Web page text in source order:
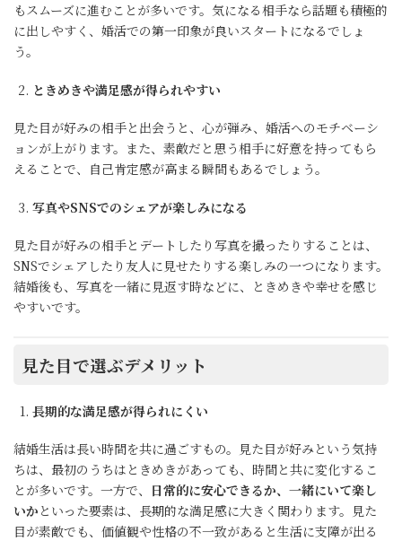
もスムーズに進むことが多いです。気になる相手なら話題も積極的
に出しやすく、婚活での第一印象が良いスタートになるでしょ
う。
ときめきや満足感が得られやすい
見た目が好みの相手と出会うと、心が弾み、婚活へのモチベーシ
ョンが上がります。また、素敵だと思う相手に好意を持ってもら
えることで、自己肯定感が高まる瞬間もあるでしょう。
写真やSNSでのシェアが楽しみになる
見た目が好みの相手とデートしたり写真を撮ったりすることは、
SNSでシェアしたり友人に見せたりする楽しみの一つになります。
結婚後も、写真を一緒に見返す時などに、ときめきや幸せを感じ
やすいです。
見た目で選ぶデメリット
長期的な満足感が得られにくい
結婚生活は長い時間を共に過ごすもの。見た目が好みという気持
ちは、最初のうちはときめきがあっても、時間と共に変化するこ
とが多いです。一方で、 日常的に安心できるか、一緒にいて楽し
いか といった要素は、長期的な満足感に大きく関わります。見た
目が素敵でも、価値観や性格の不一致があると生活に支障が出る